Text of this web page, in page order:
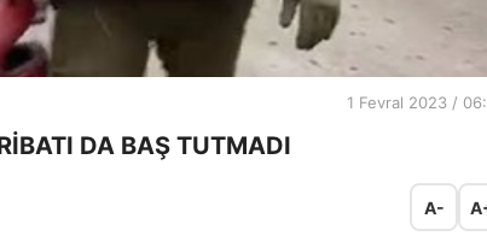
1 Fevral 2023 /
DA BAŞ TUTMADI
A-